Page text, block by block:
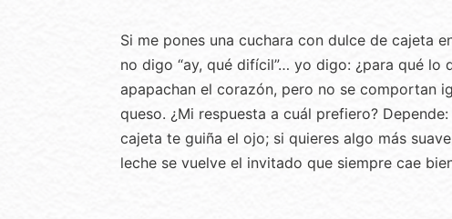
Si me pones una cuchara con dulce de cajeta
no digo “ay, qué difícil”… yo digo: ¿para qué lo
apapachan el corazón, pero no se comportan
queso. ¿Mi respuesta a cuál prefiero?
cajeta te guiña el ojo; si quieres algo más
leche se vuelve el invitado que siempre cae